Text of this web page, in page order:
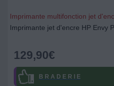
Imprimante multifonction jet
Imprimante jet d'encre HP Envy
129,90€
B R A D E R I E